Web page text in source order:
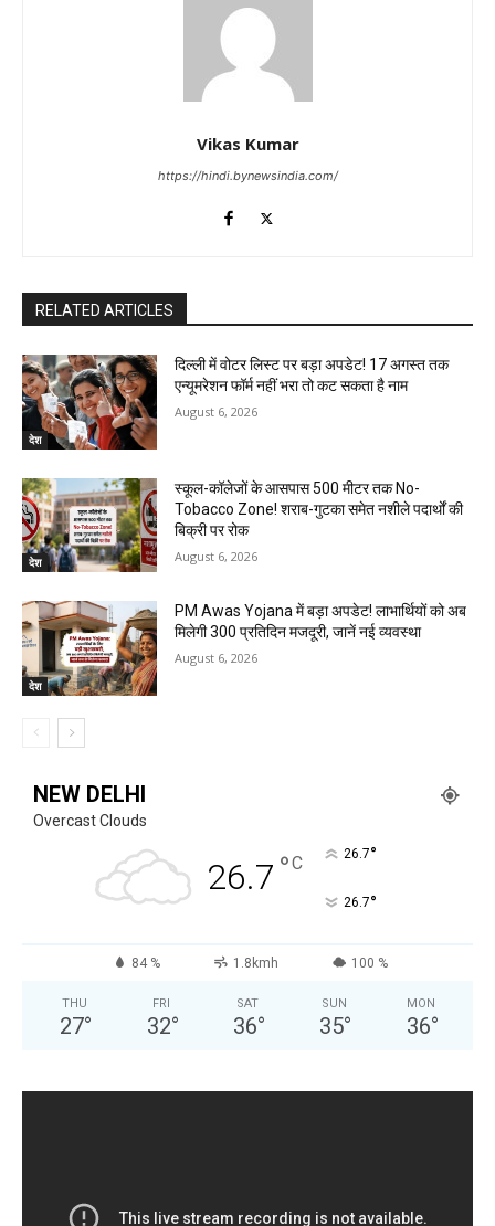
Vikas Kumar
https://hindi.bynewsindia.com/
RELATED ARTICLES
देश
दिल्ली में वोटर लिस्ट पर बड़ा अपडेट! 17 अगस्त तक
एन्यूमरेशन फॉर्म नहीं भरा तो कट सकता है नाम
August 6, 2026
देश
स्कूल-कॉलेजों के आसपास 500 मीटर तक No-
Tobacco Zone! शराब-गुटका समेत नशीले पदार्थों की
बिक्री पर रोक
August 6, 2026
देश
PM Awas Yojana में बड़ा अपडेट! लाभार्थियों को अब
मिलेगी ₹300 प्रतिदिन मजदूरी, जानें नई व्यवस्था
August 6, 2026
NEW DELHI
Overcast Clouds
26.7 °C 26.7°
26.7°
84 % 1.8kmh 100 %
THU
27°
FRI
32°
SAT
36°
SUN
35°
MON
36°